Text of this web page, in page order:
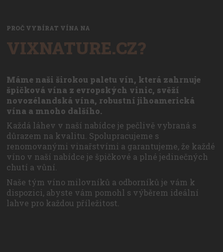
PROČ VYBÍRAT VÍNA NA
VIXNATURE.CZ?
Máme naši širokou paletu vín, která zahrnuje
špičková vína z evropských vinic, svěží
novozélandská vína, robustní jihoamerická
vína a mnoho dalšího.
Každá láhev v naší nabídce je pečlivě vybraná s
důrazem na kvalitu. Spolupracujeme s
renomovanými vinařstvími a garantujeme, že každé
víno v naší nabídce je špičkové a plné jedinečných
chutí a vůní.
Naše tým víno milovníků a odborníků je vám k
dispozici, abyste vám pomohl s výběrem ideální
lahve pro každou příležitost.